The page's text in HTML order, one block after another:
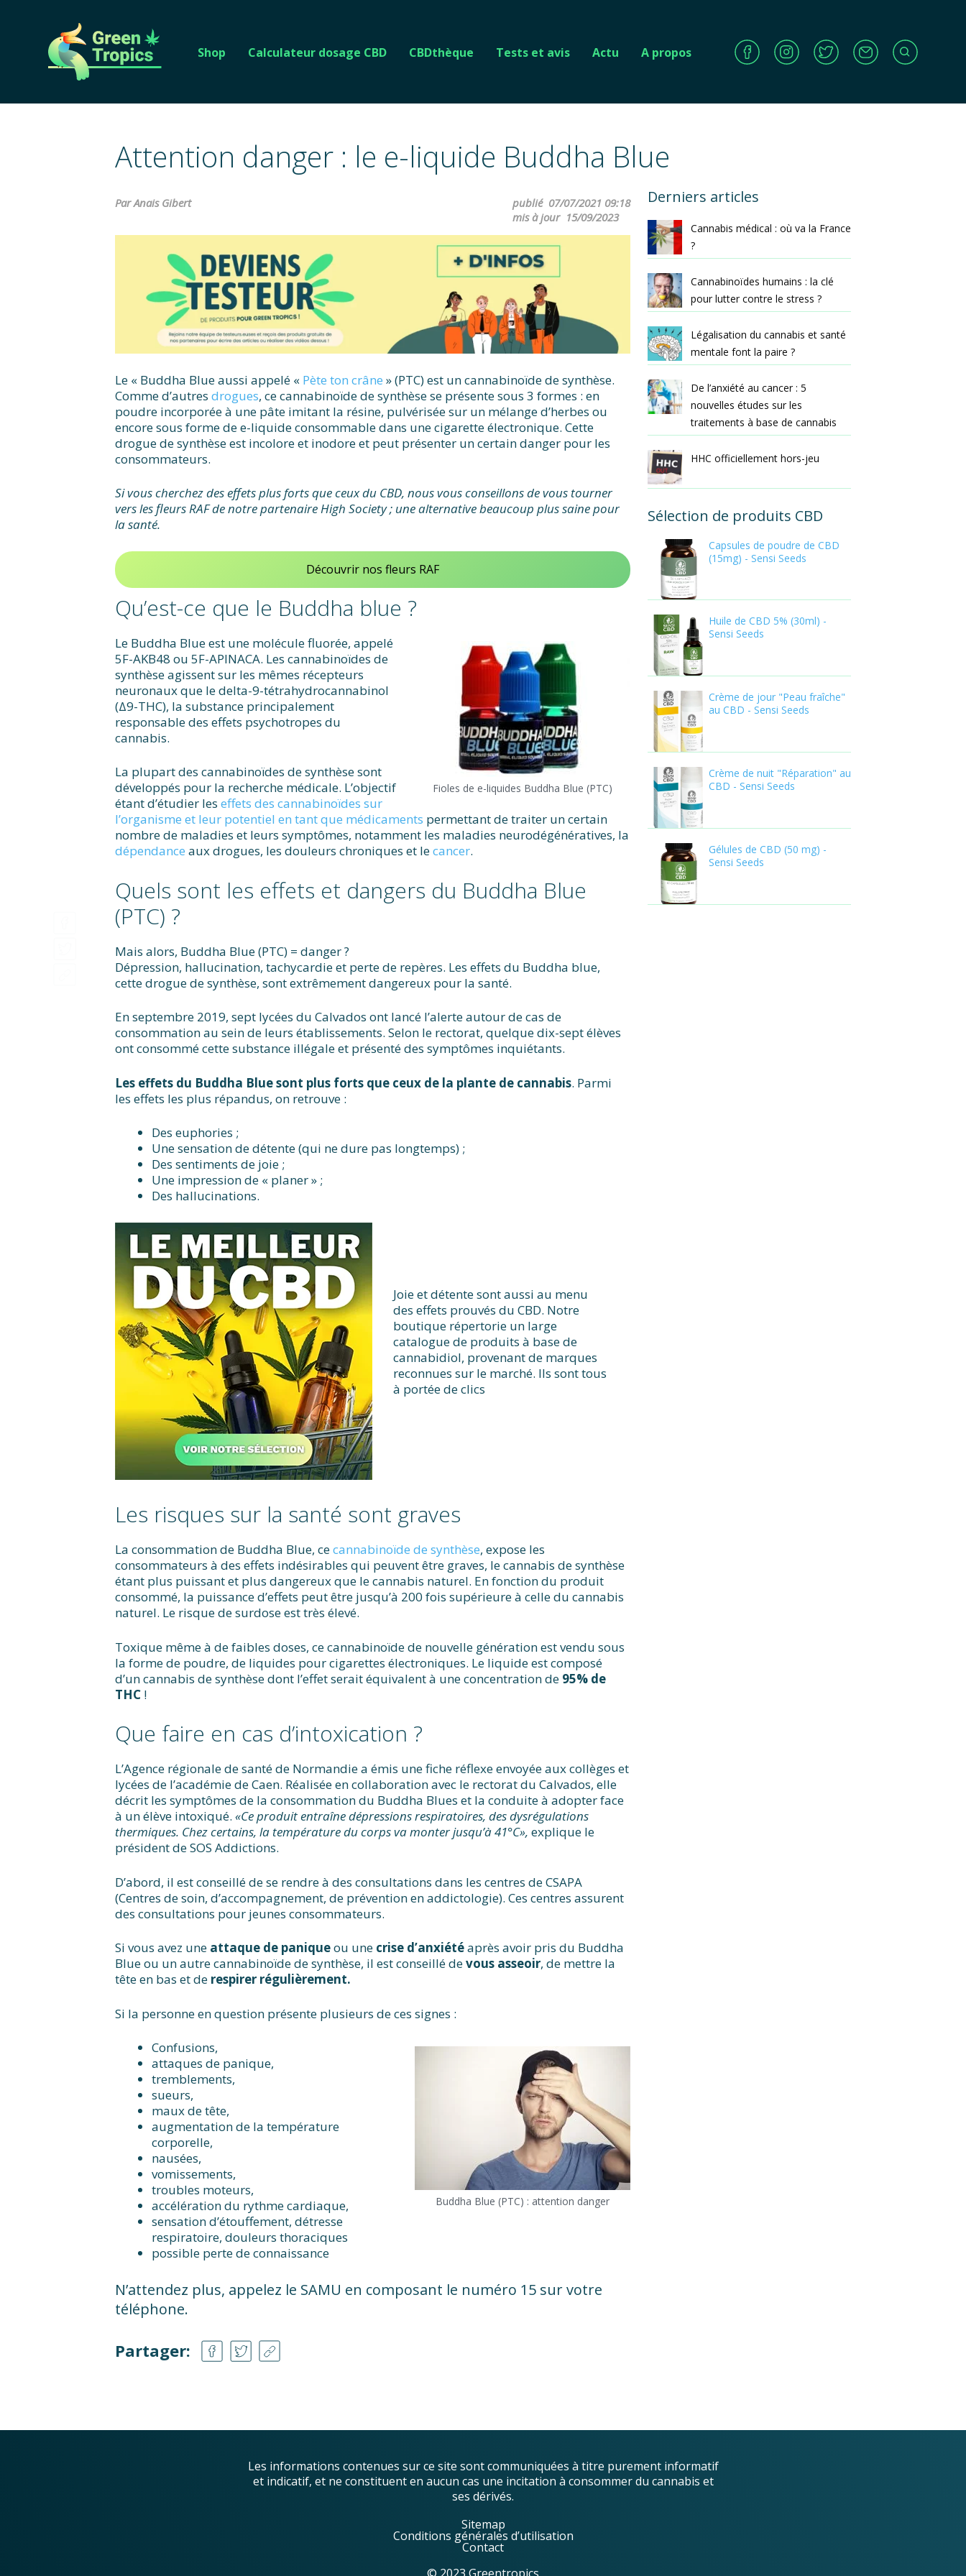
Shop Calculateur dosage CBD CBDthèque Tests et avis Actu A propos
Attention danger : le e-liquide Buddha Blue
Derniers articles
Cannabis médical : où va la France
?
Cannabinoïdes humains : la clé
pour lutter contre le stress ?
Légalisation du cannabis et santé
mentale font la paire ?
De l’anxiété au cancer : 5
nouvelles études sur les
traitements à base de cannabis
HHC officiellement hors-jeu
Sélection de produits CBD
Capsules de poudre de CBD
(15mg) - Sensi Seeds
Huile de CBD 5% (30ml) -
Sensi Seeds
Crème de jour "Peau fraîche"
au CBD - Sensi Seeds
Crème de nuit "Réparation" au
CBD - Sensi Seeds
Gélules de CBD (50 mg) -
Sensi Seeds
Par Anais Gibert publié 07/07/2021 09:18
mis à jour 15/09/2023
Le « Buddha Blue aussi appelé « Pète ton crâne » (PTC) est un cannabinoïde de synthèse.
Comme d’autresdrogues, ce cannabinoïde de synthèse se présente sous 3 formes : en
poudre incorporée à une pâte imitant la résine, pulvérisée sur un mélange d’herbes ou
encore sous forme de e-liquide consommable dans une cigarette électronique. Cette
drogue de synthèse est incolore et inodore et peut présenter un certain danger pour les
consommateurs.
Si vous cherchez des effets plus forts que ceux du CBD, nous vous conseillons de vous tourner
vers les fleurs RAF de notre partenaire High Society ; une alternative beaucoup plus saine pour
la santé.
Découvrir nos fleurs RAF
Qu’est-ce que le Buddha blue ?
Fioles de e-liquides Buddha Blue (PTC)
Le Buddha Blue est une molécule fluorée, appelé
5F-AKB48 ou 5F-APINACA. Les cannabinoïdes de
synthèse agissent sur les mêmes récepteurs
neuronaux que le delta-9-tétrahydrocannabinol
(Δ9-THC), la substance principalement
responsable des effets psychotropes du
cannabis.
La plupart des cannabinoïdes de synthèse sont
développés pour la recherche médicale. L’objectif
étant d’étudier leseffets des cannabinoïdes sur
l’organisme et leur potentiel en tant que médicaments permettant de traiter un certain
nombre de maladies et leurs symptômes, notamment les maladies neurodégénératives, la
dépendance aux drogues, les douleurs chroniques et lecancer.
Quels sont les effets et dangers du Buddha Blue
(PTC) ?
Mais alors, Buddha Blue (PTC) = danger ?
Dépression, hallucination, tachycardie et perte de repères. Les effets du Buddha blue,
cette drogue de synthèse, sont extrêmement dangereux pour la santé.
En septembre 2019, sept lycées du Calvados ont lancé l’alerte autour de cas de
consommation au sein de leurs établissements. Selon le rectorat, quelque dix-sept élèves
ont consommé cette substance illégale et présenté des symptômes inquiétants.
Les effets du Buddha Blue sont plus forts que ceux de la plante de cannabis. Parmi
les effets les plus répandus, on retrouve :
Des euphories ;
Une sensation de détente (qui ne dure pas longtemps) ;
Des sentiments de joie ;
Une impression de « planer » ;
Des hallucinations.
Joie et détente sont aussi au menu
des effets prouvés du CBD. Notre
boutique répertorie un large
catalogue de produits à base de
cannabidiol, provenant de marques
reconnues sur le marché. Ils sont tous
à portée de clics
Les risques sur la santé sont graves
La consommation de Buddha Blue, cecannabinoïde de synthèse, expose les
consommateurs à des effets indésirables qui peuvent être graves, le cannabis de synthèse
étant plus puissant et plus dangereux que le cannabis naturel. En fonction du produit
consommé, la puissance d’effets peut être jusqu’à 200 fois supérieure à celle du cannabis
naturel. Le risque de surdose est très élevé.
Toxique même à de faibles doses, ce cannabinoïde de nouvelle génération est vendu sous
la forme de poudre, de liquides pour cigarettes électroniques. Le liquide est composé
d’un cannabis de synthèse dont l’effet serait équivalent à une concentration de 95% de
THC !
Que faire en cas d’intoxication ?
L’Agence régionale de santé de Normandie a émis une fiche réflexe envoyée aux collèges et
lycées de l’académie de Caen. Réalisée en collaboration avec le rectorat du Calvados, elle
décrit les symptômes de la consommation du Buddha Blues et la conduite à adopter face
à un élève intoxiqué.«Ce produit entraîne dépressions respiratoires, des dysrégulations
thermiques. Chez certains, la température du corps va monter jusqu’à 41°C», explique le
président de SOS Addictions.
D’abord, il est conseillé de se rendre à des consultations dans les centres de CSAPA
(Centres de soin, d’accompagnement, de prévention en addictologie). Ces centres assurent
des consultations pour jeunes consommateurs.
Si vous avez une attaque de paniqueou une crise d’anxiétéaprès avoir pris du Buddha
Blue ou un autre cannabinoïde de synthèse, il est conseillé devous asseoir, de mettre la
tête en bas et de respirer régulièrement.
Si la personne en question présente plusieurs de ces signes :
Buddha Blue (PTC) : attention danger
Confusions,
attaques de panique,
tremblements,
sueurs,
maux de tête,
augmentation de la température
corporelle,
nausées,
vomissements,
troubles moteurs,
accélération du rythme cardiaque,
sensation d’étouffement, détresse
respiratoire, douleurs thoraciques
possible perte de connaissance
N’attendez plus, appelez le SAMU en composant le numéro 15 sur votre
téléphone.
Partager:
Les informations contenues sur ce site sont communiquées à titre purement informatif
et indicatif, et ne constituent en aucun cas une incitation à consommer du cannabis et
ses dérivés.
Sitemap
Conditions générales d’utilisation
Contact